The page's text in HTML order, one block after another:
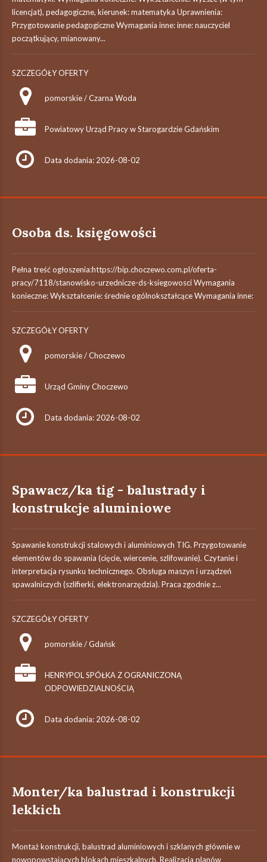
licencjat), pedagogiczne, kierunek: matematyka Uprawnienia:
Przygotowanie pedagogiczne Wymagania inne: inne: nauczyciel
początkujący, mianowany...
SZCZEGÓŁY OFERTY
pomorskie / Czarna Woda
Powiatowy Urząd Pracy w Starogardzie Gdańskim
Data dodania: 2026-08-02
Osoba ds. księgowości
Pełna treść ogłoszenia:https://bip.choczewo.com.pl/oferta-
pracy/7118/stanowisko-urzednicze-ds-ksiegowosci Wymagania
konieczne: Wykształcenie: średnie ogólnokształcące Wymagania inne:
SZCZEGÓŁY OFERTY
pomorskie / Choczewo
Urząd Gminy Choczewo
Data dodania: 2026-08-02
Spawacz/ka tig - balustrady i
konstrukcje aluminiowe
Spawanie konstrukcji stalowych i aluminiowych TIG. Przygotowanie
elementów do spawania (cięcie, wiercenie, szlifowanie). Czytanie i
interpretacja rysunku technicznego. Obsługa maszyn i urządzeń
spawalniczych (szlifierki, elektronarzędzia). Praca zgodnie z...
SZCZEGÓŁY OFERTY
pomorskie / Gdańsk
HENRYPOL SPÓŁKA Z OGRANICZONĄ
ODPOWIEDZIALNOŚCIĄ
Data dodania: 2026-08-02
Monter/ka balustrad i konstrukcji
lekkich
Montaż konstrukcji, balustrad aluminiowych i szklanych głównie w
nowopowstających blokach mieszkalnych. Realizacja planów